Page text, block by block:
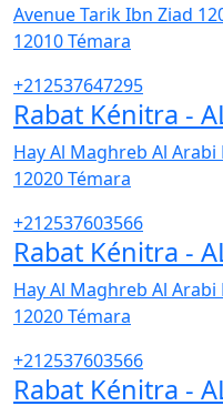
Avenue Tarik Ibn Ziad
12010Témara
+212537647295
Rabat Kénitra -
Hay Al Maghreb Al Arabi
12020Témara
+212537603566
Rabat Kénitra -
Hay Al Maghreb Al Arabi
12020Témara
+212537603566
Rabat Kénitra -